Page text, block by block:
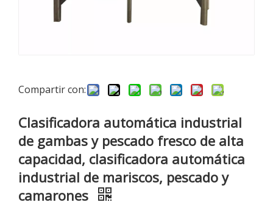
Compartir con:
Clasificadora automática industrial
de gambas y pescado fresco de alta
capacidad, clasificadora automática
industrial de mariscos, pescado y
camarones